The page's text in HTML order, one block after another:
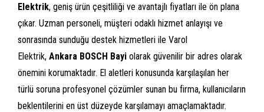
Elektrik, geniş ürün çeşitliliği ve avantajlı fiyatları ile ön plana
çıkar. Uzman personeli, müşteri odaklı hizmet anlayışı ve
sonrasında sunduğu destek hizmetleri ile Varol
Elektrik, Ankara BOSCH Bayi olarak güvenilir bir adres olarak
önemini korumaktadır. El aletleri konusunda karşılaşılan her
türlü soruna profesyonel çözümler sunan bu firma, kullanıcıların
beklentilerini en üst düzeyde karşılamayı amaçlamaktadır.